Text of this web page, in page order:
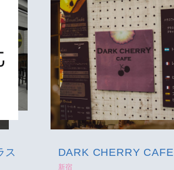
DARK CHERRY CAFE
新宿